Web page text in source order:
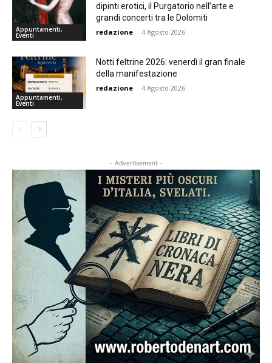
Appuntamenti,
Eventi
dipinti erotici, il Purgatorio nell’arte e
grandi concerti tra le Dolomiti
redazione - 4 Agosto 2026
Appuntamenti,
Eventi
Notti feltrine 2026: venerdì il gran finale
della manifestazione
redazione - 4 Agosto 2026
- Advertisement -